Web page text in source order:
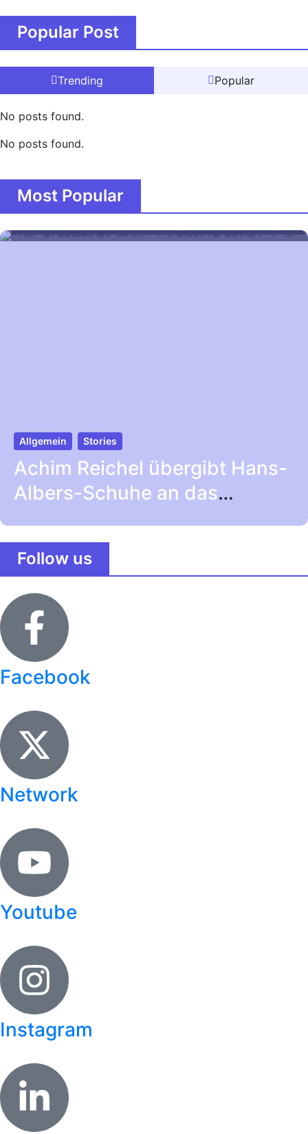
Popular Post
Trending Popular
No posts found.
No posts found.
Most Popular
Allgemein Stories
Achim Reichel übergibt Hans-
Albers-Schuhe an das
Follow us
Facebook
Network
Youtube
Instagram